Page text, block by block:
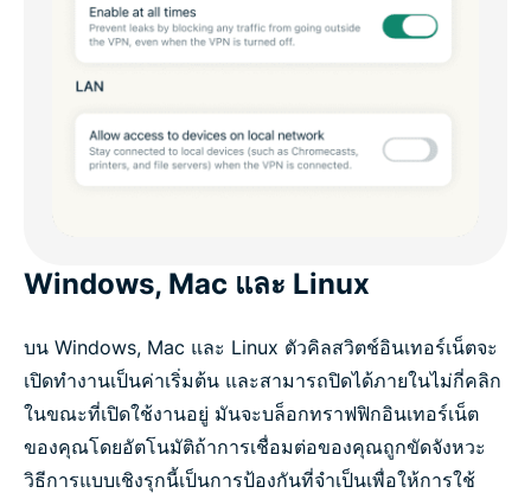
Windows, Mac และ Linux
บน Windows, Mac และ Linux ตัวคิลสวิตช์อินเทอร์เน็ตจะ
เปิดทำงานเป็นค่าเริ่มต้น และสามารถปิดได้ภายในไม่กี่คลิก
ในขณะที่เปิดใช้งานอยู่ มันจะบล็อกทราฟฟิกอินเทอร์เน็ต
ของคุณโดยอัตโนมัติถ้าการเชื่อมต่อของคุณถูกขัดจังหวะ
วิธีการแบบเชิงรุกนี้เป็นการป้องกันที่จำเป็นเพื่อให้การใช้